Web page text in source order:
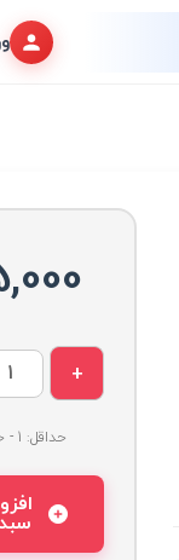
+
حداقل: 1 - حداکثر: 999